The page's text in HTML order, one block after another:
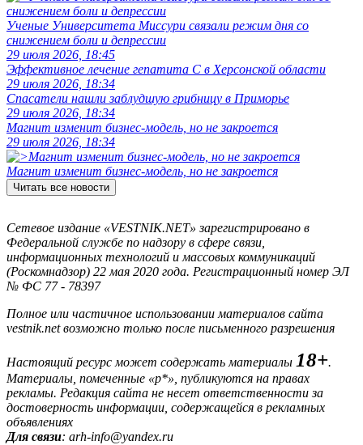
Ученые Университета Миссури связали режим дня со
снижением боли и депрессии
29 июля 2026, 18:45
Эффективное лечение гепатита C в Херсонской области
29 июля 2026, 18:34
Спасатели нашли заблудшую грибницу в Приморье
29 июля 2026, 18:34
Магнит изменит бизнес-модель, но не закроется
29 июля 2026, 18:34
Магнит изменит бизнес-модель, но не закроется
Читать все новости
Сетевое издание «VESTNIK.NET» зарегистрировано в
Федеральной службе по надзору в сфере связи,
информационных технологий и массовых коммуникаций
(Роскомнадзор) 22 мая 2020 года. Регистрационный номер ЭЛ
№ ФС 77 - 78397
Полное или частичное использовании материалов сайта
vestnik.net возможно только после письменного разрешения
Настоящий ресурс может содержать материалы 18+.
Материалы, помеченные «р*», публикуются на правах
рекламы. Редакция сайта не несет ответственности за
достоверность информации, содержащейся в рекламных
объявлениях
Для связи: arh-info@yandex.ru